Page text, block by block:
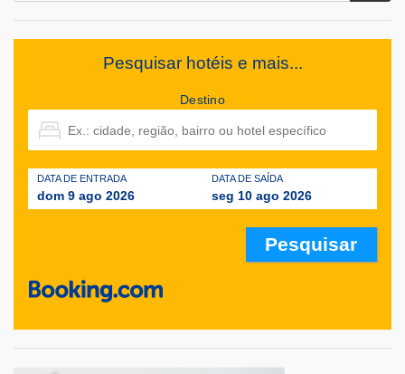
Pesquisar hotéis e mais...
Destino
DATA DE ENTRADA
dom 9 ago 2026
DATA DE SAÍDA
seg 10 ago 2026